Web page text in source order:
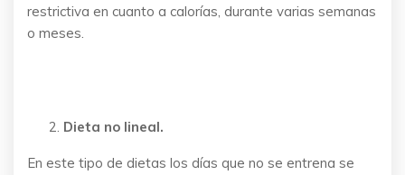
restrictiva en cuanto a calorías, durante varias semanas
o meses.
Dieta no lineal.
En este tipo de dietas los días que no se entrena se